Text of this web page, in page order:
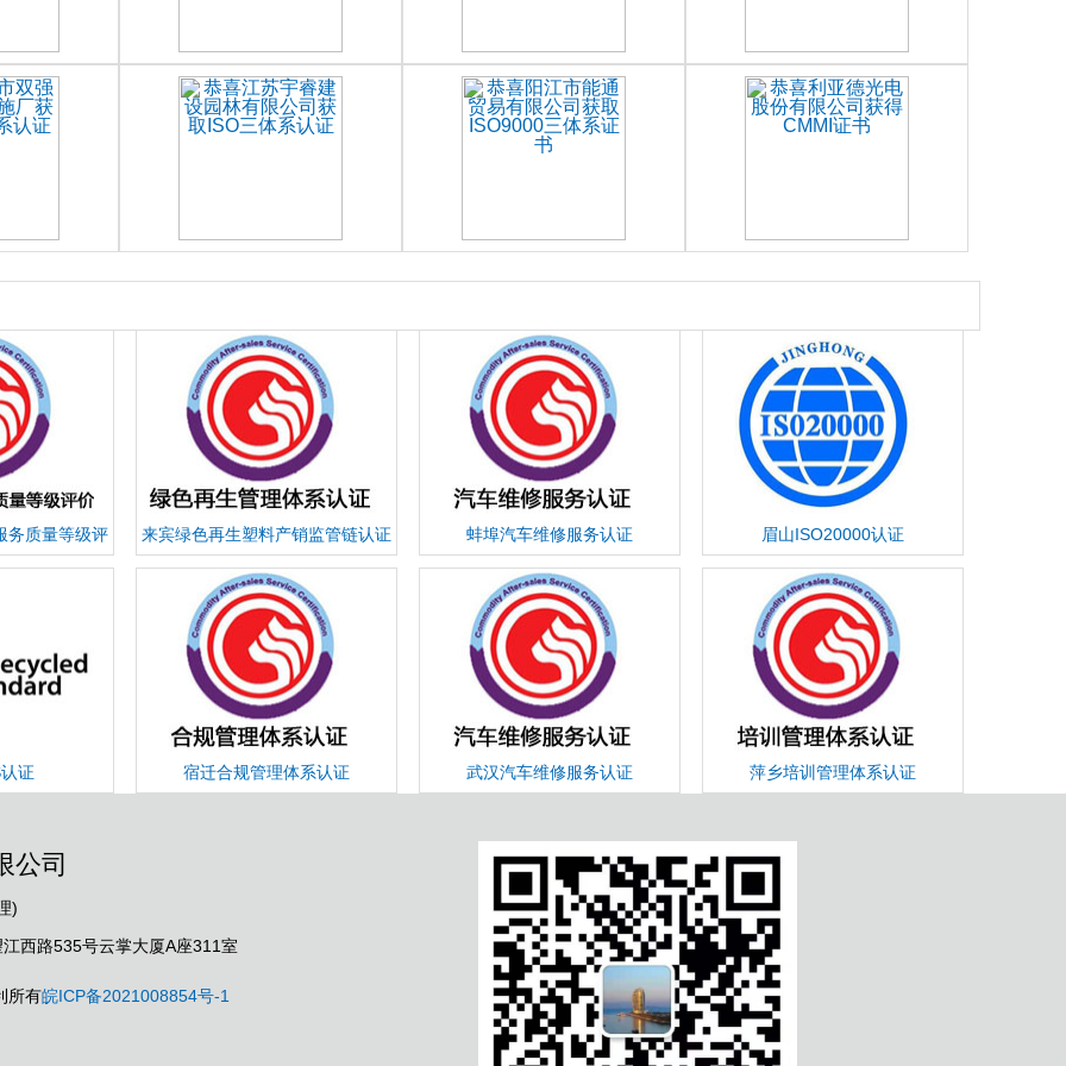
务质量等级评
来宾绿色再生塑料产销监管链认证 蚌埠汽车维修服务认证 眉山ISO20000认证
证 宿迁合规管理体系认证 武汉汽车维修服务认证 萍乡培训管理体系认证
公司
)
路535号云掌大厦A座311室
所有皖ICP备2021008854号-1